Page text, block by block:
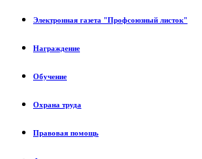
Электронная газета "Профсоюзный листок"
Награждение
Обучение
Охрана труда
Правовая помощь